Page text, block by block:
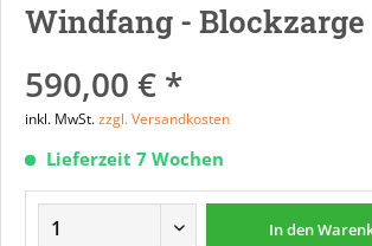
Windfang - Blockzarge
590,00 € *
inkl. MwSt.zzgl. Versandkosten
Lieferzeit 7 Wochen
In den